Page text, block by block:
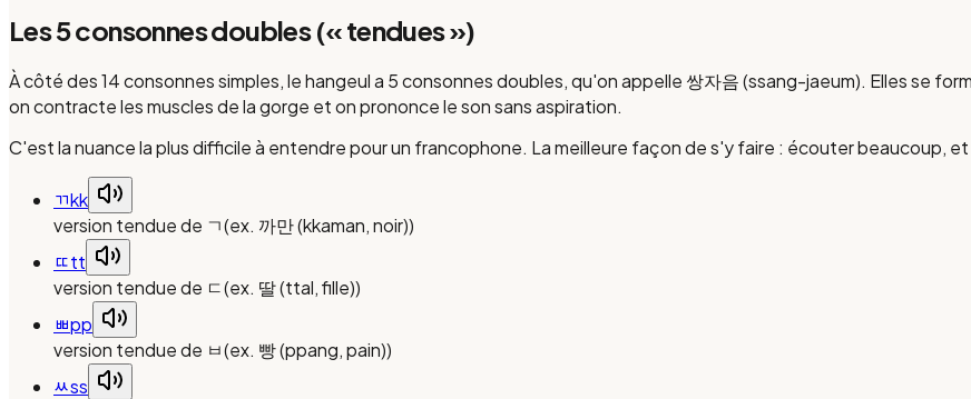
Les 5 consonnes doubles (« tendues »)
À côté des 14 consonnes simples, le hangeul a 5 consonnes doubles, qu'on appelle 쌍자음 (ssang-jaeum). Elles se
on contracte les muscles de la gorge et on prononce le son sans aspiration.
C'est la nuance la plus difficile à entendre pour un francophone. La meilleure façon de s'y faire : écouter beaucoup,
ㄲkk
version tendue de ㄱ(ex. 까만 (kkaman, noir))
ㄸtt
version tendue de ㄷ(ex. 딸 (ttal, fille))
ㅃpp
version tendue de ㅂ(ex. 빵 (ppang, pain))
ㅆss